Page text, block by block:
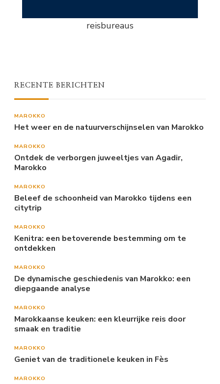
reisbureaus
RECENTE BERICHTEN
MAROKKO
Het weer en de natuurverschijnselen van Marokko
MAROKKO
Ontdek de verborgen juweeltjes van Agadir,
Marokko
MAROKKO
Beleef de schoonheid van Marokko tijdens een
citytrip
MAROKKO
Kenitra: een betoverende bestemming om te
ontdekken
MAROKKO
De dynamische geschiedenis van Marokko: een
diepgaande analyse
MAROKKO
Marokkaanse keuken: een kleurrijke reis door
smaak en traditie
MAROKKO
Geniet van de traditionele keuken in Fès
MAROKKO